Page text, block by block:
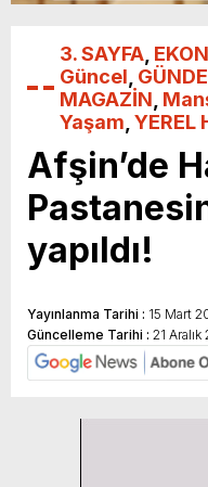
3. SAYFA
Güncel
MAGAZİN
Yaşam YEREL
Afşin’de
yapıldı!
Yayınlanma Tarihi : 15 Mart
Güncelleme Tarihi : 21